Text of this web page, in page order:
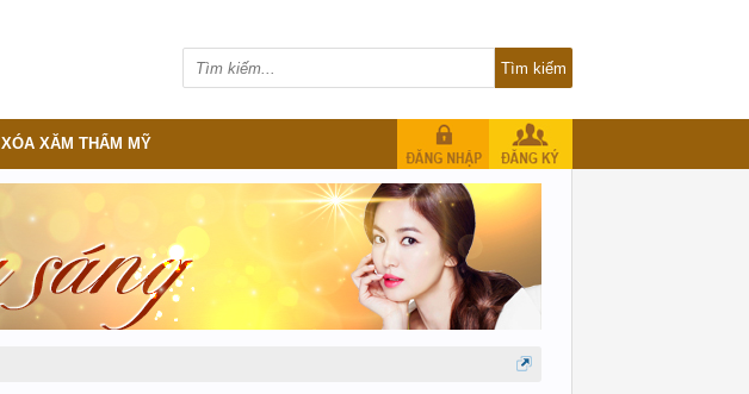
XÓA XĂM THẨM MỸ